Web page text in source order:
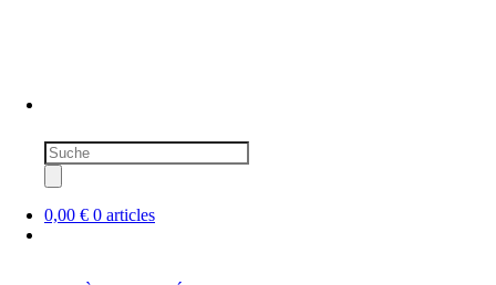
Recherche
de
produits
0,00 € 0 articles